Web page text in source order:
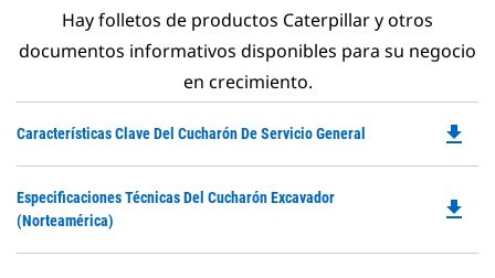
Hay folletos de productos Caterpillar y otros
documentos informativos disponibles para su negocio
en crecimiento.
Características Clave Del Cucharón De Servicio General file_download
Especificaciones Técnicas Del Cucharón Excavador
(Norteamérica)
file_download